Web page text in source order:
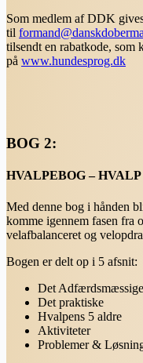
Som medlem af DDK
til
tilsendt en rabatkode, som
på www.hundesprog.dk
BOG 2:
HVALPEBOG –
Med denne bog i hånden
komme igennem fasen fra
velafbalanceret og
Bogen er delt op i 5 afsnit:
Det Adfærdsmæssige
Det praktiske
Hvalpens 5 aldre
Aktiviteter
Problemer &